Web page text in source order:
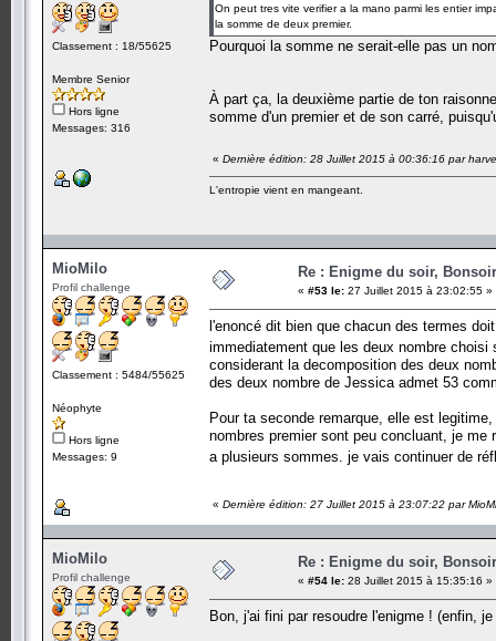
Classement : 18/55625
Membre Senior
Hors ligne
Messages: 316
On peut tres vite verifier a la mano parmi les entier
la somme de deux premier.
Pourquoi la somme ne serait-elle pas un
À part ça, la deuxième partie de ton
somme d'un premier et de son carré,
« Dernière édition: 28 Juillet 2015 à 00:36:16 par
L'entropie vient en mangeant.
MioMilo
Profil challenge
Classement : 5484/55625
Néophyte
Hors ligne
Messages: 9
Re : Enigme du soir,
« #53 le: 27 Juillet 2015 à 23:02:55 »
l'enoncé dit bien que chacun des termes
immediatement que les deux nombre
considerant la decomposition des deux
des deux nombre de Jessica admet 53
Pour ta seconde remarque, elle est
nombres premier sont peu concluant, je
a plusieurs sommes. je vais continuer de
« Dernière édition: 27 Juillet 2015 à 23:07:22 par
MioMilo
Profil challenge
Re : Enigme du soir,
« #54 le: 28 Juillet 2015 à 15:35:16 »
Bon, j'ai fini par resoudre l'enigme ! (enfin,